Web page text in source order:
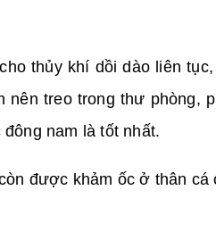
thủy khí dồi dào liên
nên treo trong thư
nam là tốt nhất.
được khảm ốc ở thân